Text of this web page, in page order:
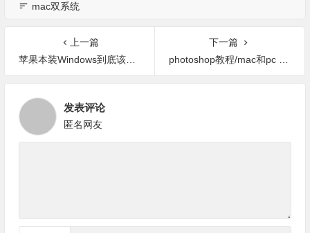
mac双系统
上一篇
苹果本装Windows到底该不该？官方动手了
下一篇
photoshop教程/mac和pc 版ps快捷键
发表评论
匿名网友